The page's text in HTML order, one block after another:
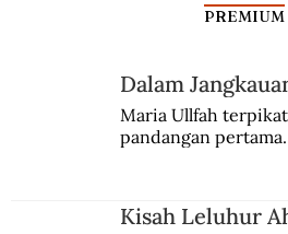
PREMIUM
Dalam
Maria Ullfah
pandangan
Kisah Leluhur